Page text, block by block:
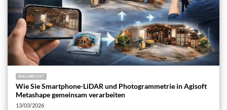
NACHRICHT
Wie Sie Smartphone-LiDAR und Photogrammetrie in Agisoft
Metashape gemeinsam verarbeiten
13/03/2026